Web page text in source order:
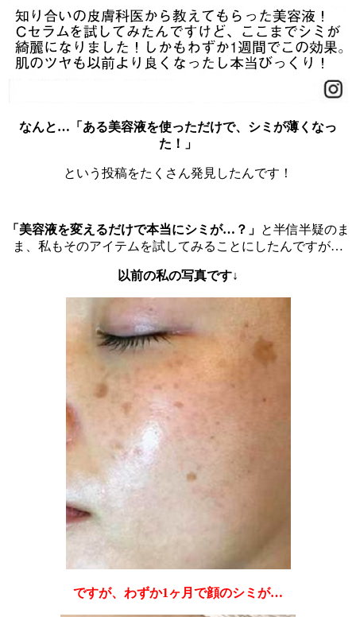
なんと…「ある美容液を使っただけで、シミが薄くなっ
た！」
という投稿をたくさん発見したんです！
「美容液を変えるだけで本当にシミが…？」 と半信半疑のま
ま、私もそのアイテムを試してみることにしたんですが…
以前の私の写真です↓
ですが、わずか1ヶ月で顔のシミが…